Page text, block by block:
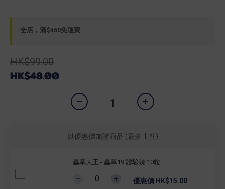
全店，滿$460免運費
HK$99.00
HK$48.00
以優惠價加購商品 (最多 1 件)
蟲草大王 - 蟲草19 體驗裝 10粒
優惠價 HK$15.00